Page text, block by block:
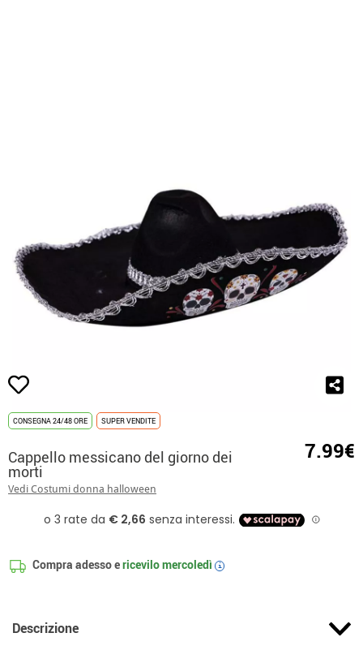
CONSEGNA 24/48 ORE SUPER VENDITE
Cappello messicano del giorno dei
morti
Vedi Costumi donna halloween
7.99€
Compra adesso ericevilomercoledì i
Descrizione